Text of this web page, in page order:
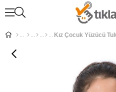
Kız Çocuk Yüzücü